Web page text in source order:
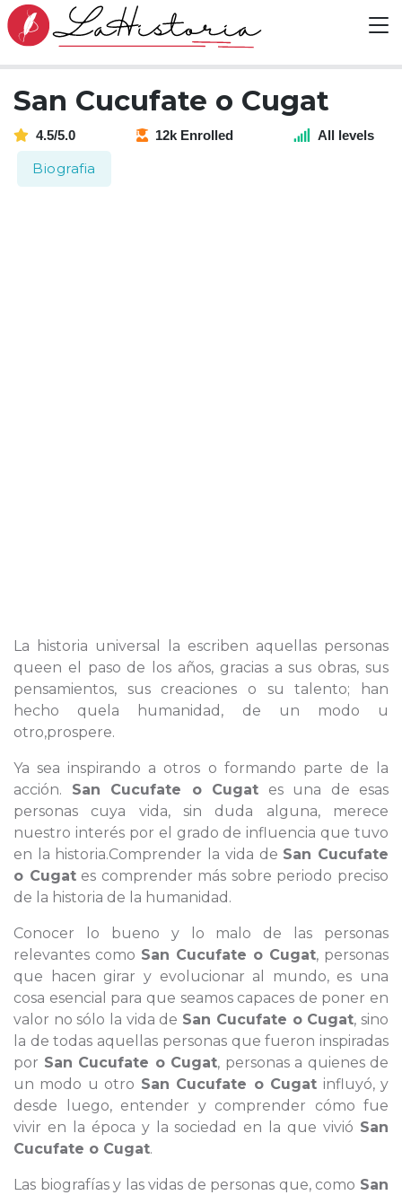
San Cucufate o Cugat
4.5/5.0 12k Enrolled All levels
Biografia
La historia universal la escriben aquellas personas
queen el paso de los años, gracias a sus obras, sus
pensamientos, sus creaciones o su talento; han
hecho quela humanidad, de un modo u
otro,prospere.
Ya sea inspirando a otros o formando parte de la
acción. San Cucufate o Cugat es una de esas
personas cuya vida, sin duda alguna, merece
nuestro interés por el grado de influencia que tuvo
en la historia.Comprender la vida de San Cucufate
o Cugates comprender más sobre periodo preciso
de la historia de la humanidad.
Conocer lo bueno y lo malo de las personas
relevantes como San Cucufate o Cugat, personas
que hacen girar y evolucionar al mundo, es una
cosa esencial para que seamos capaces de poner en
valor no sólo la vida de San Cucufate o Cugat, sino
la de todas aquellas personas que fueron inspiradas
por San Cucufate o Cugat, personas a quienes de
un modo u otro San Cucufate o Cugat influyó, y
desde luego, entender y comprender cómo fue
vivir en la época y la sociedad en la que vivió San
Cucufate o Cugat.
Las biografías y las vidas de personas que, como San